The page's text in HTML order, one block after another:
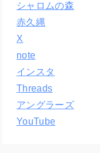
シャロムの森
赤久縄
X
note
インスタ
Threads
アングラーズ
YouTube